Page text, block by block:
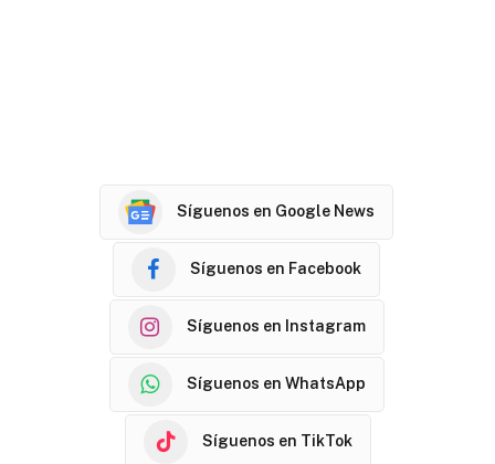
Síguenos en Google News
Síguenos en Facebook
Síguenos en Instagram
Síguenos en WhatsApp
Síguenos en TikTok